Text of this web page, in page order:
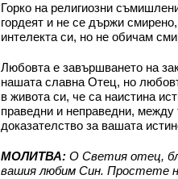
Горко на религиозни
гордеят и не се държи
интелекта си, но не обичам
Любовта е завършването на
нашата славна Отец, но
в живота си, че са наистина
праведни и неправедни, между
доказателство за вашата
МОЛИТВА: O Светия отец,
вашия любим Син. Простете